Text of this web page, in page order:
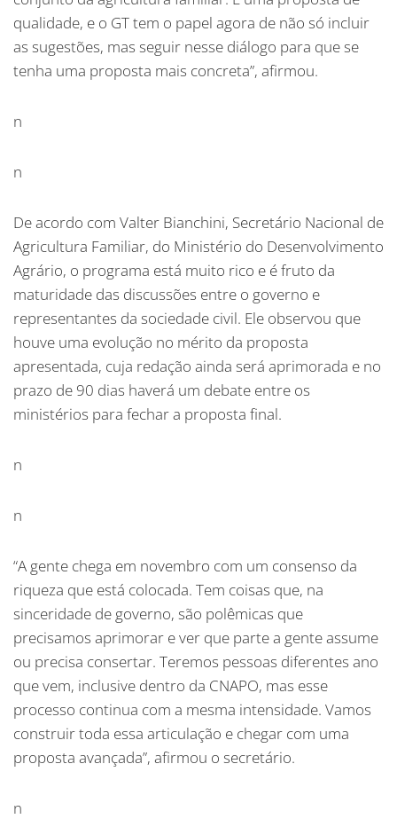
qualidade, e o GT tem o papel agora de não só incluir
as sugestões, mas seguir nesse diálogo para que se
tenha uma proposta mais concreta”, afirmou.
n
n
De acordo com Valter Bianchini, Secretário Nacional de
Agricultura Familiar, do Ministério do Desenvolvimento
Agrário, o programa está muito rico e é fruto da
maturidade das discussões entre o governo e
representantes da sociedade civil. Ele observou que
houve uma evolução no mérito da proposta
apresentada, cuja redação ainda será aprimorada e no
prazo de 90 dias haverá um debate entre os
ministérios para fechar a proposta final.
n
n
“A gente chega em novembro com um consenso da
riqueza que está colocada. Tem coisas que, na
sinceridade de governo, são polêmicas que
precisamos aprimorar e ver que parte a gente assume
ou precisa consertar. Teremos pessoas diferentes ano
que vem, inclusive dentro da CNAPO, mas esse
processo continua com a mesma intensidade. Vamos
construir toda essa articulação e chegar com uma
proposta avançada”, afirmou o secretário.
n